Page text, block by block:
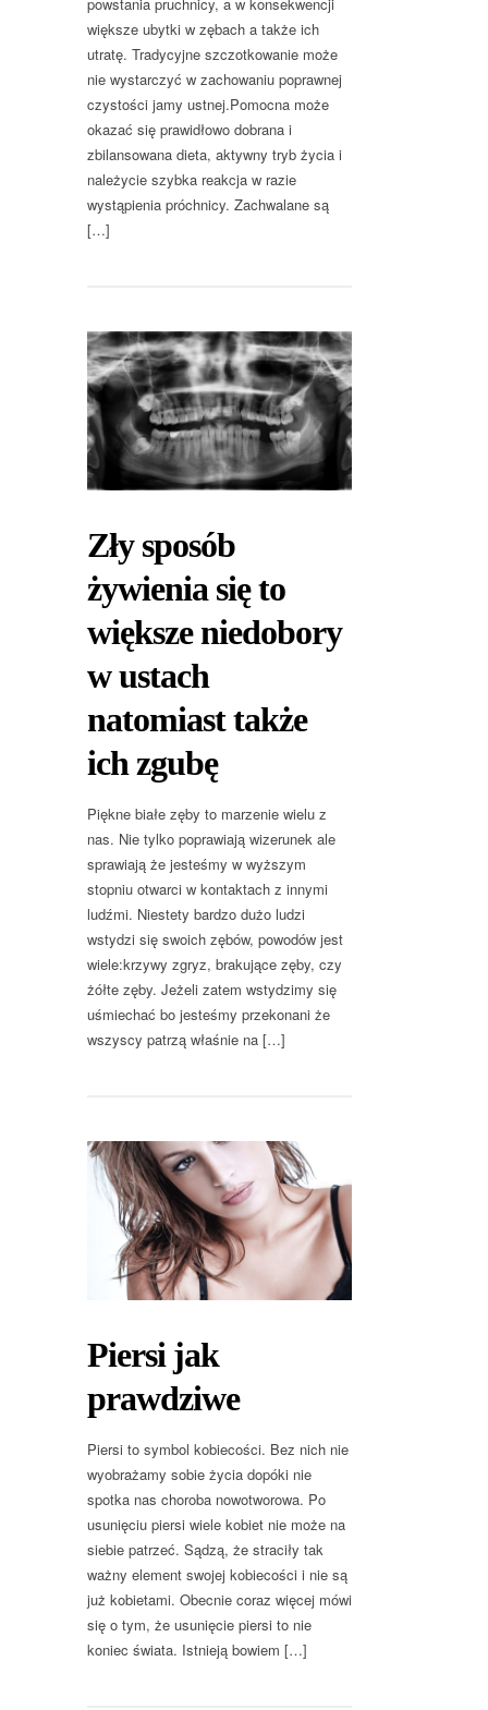
powstania pruchnicy, a w konsekwencji
większe ubytki w zębach a także ich
utratę. Tradycyjne szczotkowanie może
nie wystarczyć w zachowaniu poprawnej
czystości jamy ustnej.Pomocna może
okazać się prawidłowo dobrana i
zbilansowana dieta, aktywny tryb życia i
należycie szybka reakcja w razie
wystąpienia próchnicy. Zachwalane są
[…]
Zły sposób
żywienia się to
większe niedobory
w ustach
natomiast także
ich zgubę
Piękne białe zęby to marzenie wielu z
nas. Nie tylko poprawiają wizerunek ale
sprawiają że jesteśmy w wyższym
stopniu otwarci w kontaktach z innymi
ludźmi. Niestety bardzo dużo ludzi
wstydzi się swoich zębów, powodów jest
wiele:krzywy zgryz, brakujące zęby, czy
żółte zęby. Jeżeli zatem wstydzimy się
uśmiechać bo jesteśmy przekonani że
wszyscy patrzą właśnie na […]
Piersi jak
prawdziwe
Piersi to symbol kobiecości. Bez nich nie
wyobrażamy sobie życia dopóki nie
spotka nas choroba nowotworowa. Po
usunięciu piersi wiele kobiet nie może na
siebie patrzeć. Sądzą, że straciły tak
ważny element swojej kobiecości i nie są
już kobietami. Obecnie coraz więcej mówi
się o tym, że usunięcie piersi to nie
koniec świata. Istnieją bowiem […]